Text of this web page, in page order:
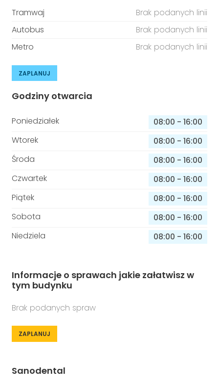
Tramwaj
Brak podanych linii
Autobus
Brak podanych linii
Metro
Brak podanych linii
ZAPLANUJ
Godziny otwarcia
Poniedziałek 08:00 - 16:00
Wtorek
08:00 - 16:00
Środa
08:00 - 16:00
Czwartek
08:00 - 16:00
Piątek
08:00 - 16:00
Sobota
08:00 - 16:00
Niedziela
08:00 - 16:00
Informacje o sprawach jakie załatwisz w
tym budynku
Brak podanych spraw
ZAPLANUJ
Sanodental